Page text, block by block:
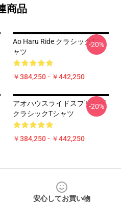
商品
Ao Haru Ride クラシックTシ
ャツ
￥384,250 - ￥442,250
-20%
アオハウスライドスプリング
クラシックTシャツ
￥384,250 - ￥442,250
-20%
安心してお買い物